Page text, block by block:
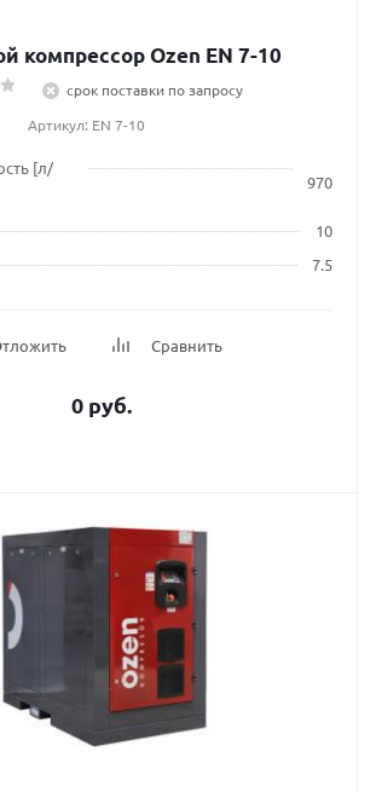
компрессор Ozen EN 7-10
срок поставки по запросу
Артикул: EN 7-10
[л/
970
10
7.5
Сравнить
0 руб.